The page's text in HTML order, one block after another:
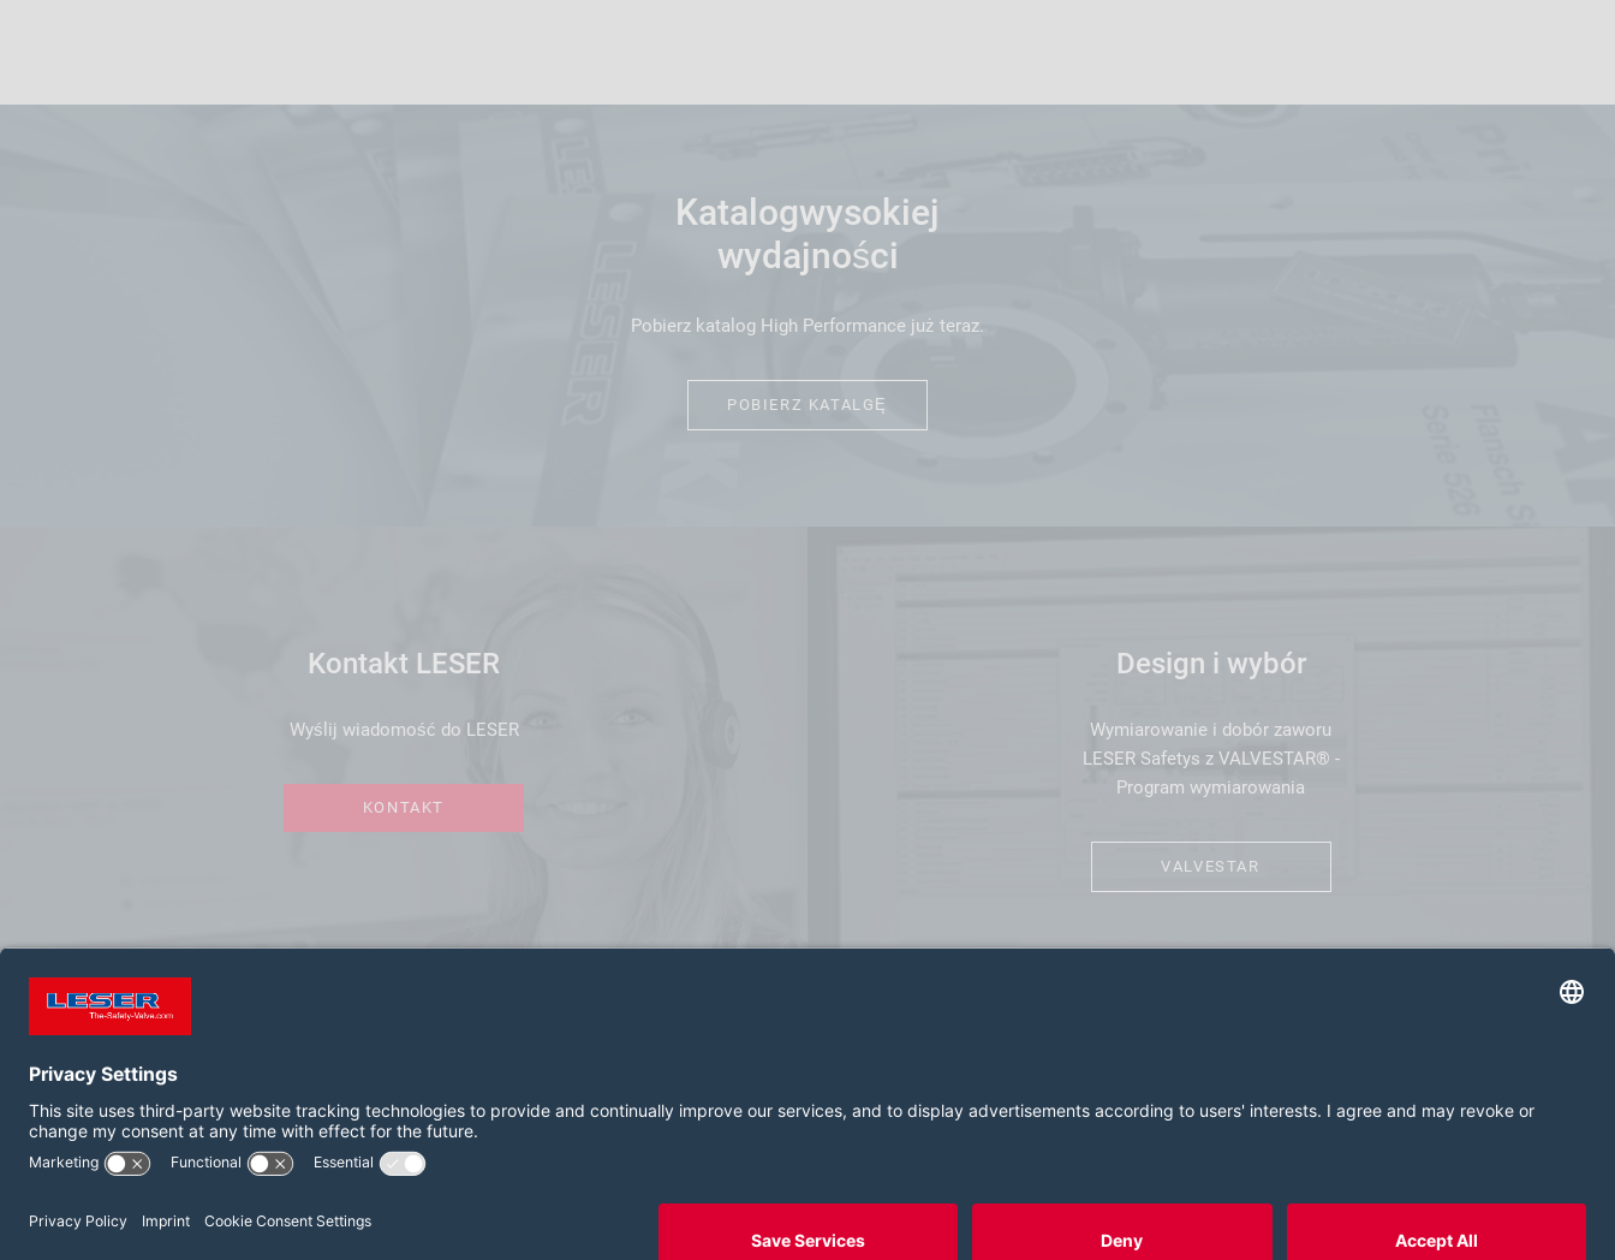
Katalogwysokiej
wydajności
Pobierz katalog High Performance już teraz.
POBIERZ KATALGĘ
Kontakt LESER
Wyślij wiadomość do LESER
KONTAKT
Design i wybór
Wymiarowanie i dobór zaworu
LESER Safetys z VALVESTAR® -
Program wymiarowania
VALVESTAR
LinkedIn
Ustawienia zgody na pliki cookie